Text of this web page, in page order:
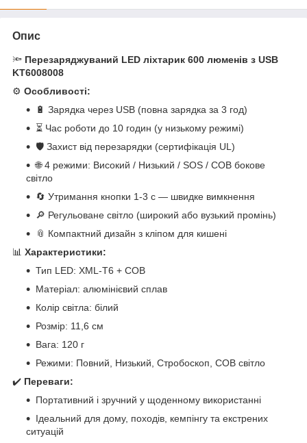
Опис
🔦 Перезаряджуваний LED ліхтарик 600 люменів з USB
KT6008008
⚙️ Особливості:
🔋 Зарядка через USB (повна зарядка за 3 год)
⏳ Час роботи до 10 годин (у низькому режимі)
🛡️ Захист від перезарядки (сертифікація UL)
🌐 4 режими: Високий / Низький / SOS / COB бокове
світло
🔄 Утримання кнопки 1-3 с — швидке вимкнення
🔎 Регульоване світло (широкий або вузький промінь)
📎 Компактний дизайн з кліпом для кишені
📊 Характеристики:
Тип LED: XML-T6 + COB
Матеріал: алюмінієвий сплав
Колір світла: білий
Розмір: 11,6 см
Вага: 120 г
Режими: Повний, Низький, Стробоскоп, COB світло
✔️ Переваги:
Портативний і зручний у щоденному використанні
Ідеальний для дому, походів, кемпінгу та екстрених
ситуацій